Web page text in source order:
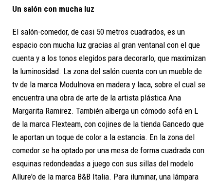
Un salón con mucha luz
El salón-comedor, de casi 50 metros cuadrados, es un
espacio con mucha luz gracias al gran ventanal con el que
cuenta y a los tonos elegidos para decorarlo, que maximizan
la luminosidad. La zona del salón cuenta con un mueble de
tv de la marca Modulnova en madera y laca, sobre el cual se
encuentra una obra de arte de la artista plástica Ana
Margarita Ramirez. También alberga un cómodo sofá en L
de la marca Flexteam, con cojines de la tienda Gancedo que
le aportan un toque de color a la estancia. En la zona del
comedor se ha optado por una mesa de forma cuadrada con
esquinas redondeadas a juego con sus sillas del modelo
Allure'o de la marca B&B Italia. Para iluminar, una lámpara